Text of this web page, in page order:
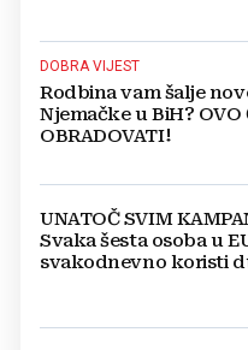
DOBRA VIJEST
Rodbina vam šalje
Njemačke u BiH? OVO
OBRADOVATI!
UNATOČ SVIM
Svaka šesta osoba u
svakodnevno koristi